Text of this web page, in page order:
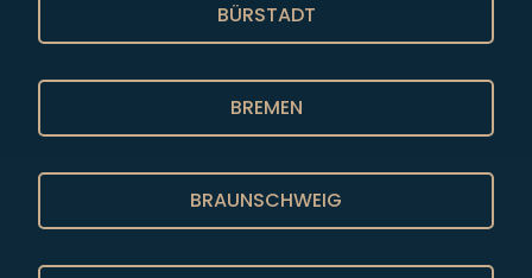
BÜRSTADT
BREMEN
BRAUNSCHWEIG